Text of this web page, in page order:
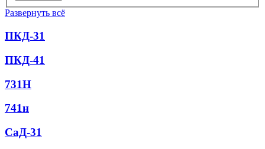
Развернуть всё
ПКД-31
ПКД-41
731Н
741н
СаД-31